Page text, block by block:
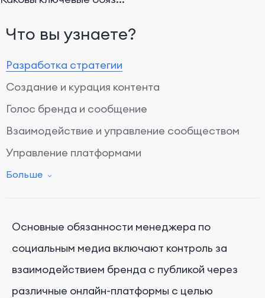
Что вы узнаете?
Разработка стратегии
Создание и курация контента
Голос бренда и сообщение
Взаимодействие и управление сообществом
Управление платформами
Аналитика и отчетность
Сотрудничество
Политика и соблюдение
Больше
Основные обязанности менеджера по
социальным медиа включают контроль за
взаимодействием бренда с публикой через
различные онлайн-платформы с целью